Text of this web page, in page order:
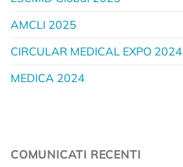
AMCLI 2025
CIRCULAR MEDICAL EXPO 2024
MEDICA 2024
COMUNICATI RECENTI